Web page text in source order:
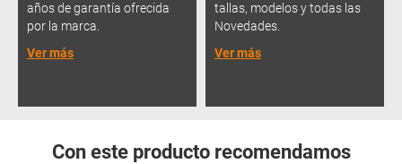
años de garantía ofrecida
por la marca.
Ver más
tallas, modelos y todas las
Novedades.
Ver más
Con este producto recomendamos